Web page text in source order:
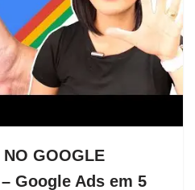
GOOGLE
Google Ads em 5